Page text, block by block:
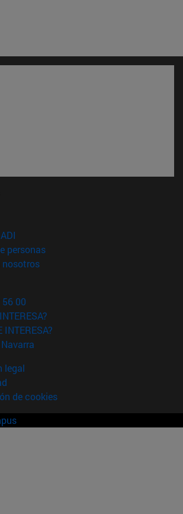
en nueva ventana)
personas(abre en nueva ventana)
nosotros(abre en nueva ventana)
56 00
INTERESA?
legal
de cookies